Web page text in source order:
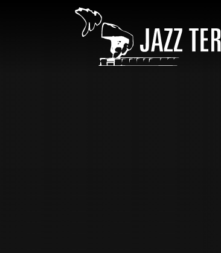
Pasar al contenido principal